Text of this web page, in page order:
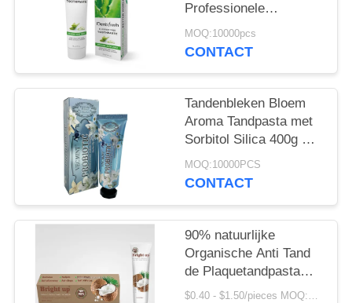
Professionele
Mondelinge niet Giftige
Zorg witten
MOQ:10000pcs
CONTACT
Tandenbleken Bloem
Aroma Tandpasta met
Sorbitol Silica 400g Wit
Papier Tube Doos
MOQ:10000PCS
CONTACT
90% natuurlijke
Organische Anti Tand
de Plaquetandpasta
van de Kokosnotenolie$0.40 - $1.50/pieces MOQ:240 Stukken